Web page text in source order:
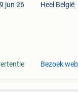
9 jun 26 Heel België
Bezoek